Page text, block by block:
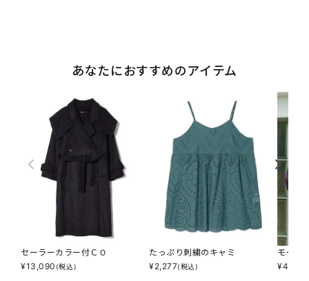
あなたにおすすめのアイテム
セーラーカラー付ＣＯ
¥13,090 (税込)
たっぷり刺繍のキャミ
¥2,277(税込)
モール
¥4,895